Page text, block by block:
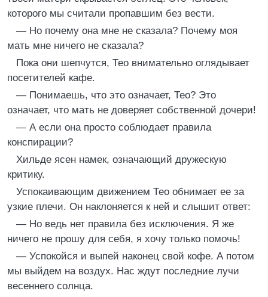
которого мы считали пропавшим без вести.
— Но почему она мне не сказала? Почему моя
мать мне ничего не сказала?
Пока они шепчутся, Тео внимательно оглядывает
посетителей кафе.
— Понимаешь, что это означает, Тео? Это
означает, что мать не доверяет собственной дочери!
— А если она просто соблюдает правила
конспирации?
Хильде ясен намек, означающий дружескую
критику.
Успокаивающим движением Тео обнимает ее за
узкие плечи. Он наклоняется к ней и слышит ответ:
— Но ведь нет правила без исключения. Я же
ничего не прошу для себя, я хочу только помочь!
— Успокойся и выпей наконец свой кофе. А потом
мы выйдем на воздух. Нас ждут последние лучи
весеннего солнца.